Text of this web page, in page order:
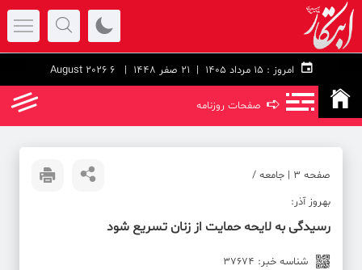
امروز : 21 صفر 1448 | 6 August 2026
➪ صفحات روزنامه
صفحه ۳ | جامعه /
بهروز آذر:
رسیدگی به لایحه حمایت از زنان تسریع شود
شناسه خبر: 37674